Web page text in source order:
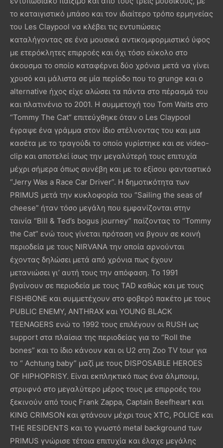
το καταιγιστικό μπάσο και τον ιδιαίτερο τρόπο ερμηνείας
του Les Claypool να κλέβει τις εντυπώσεις
καταλήγοντας σε ένα μουσικά αντικομφορμιστικό ύφος
με ετερόκλητες επιρροές και όχι τόσο εύκολο στο
άκουσμα το οποίο καταφέρνει δύο χρόνια μετά να γίνει
χρυσό και μάλιστα σε μία περίοδο που το grunge και ο
alternative ήχος είχε αλώσει τα πάντα στο πέρασμά του
και πλατινένιο το 2001. H συμμετοχή του Tom Waits στο
“Tommy The Cat” επιτεύχθηκε όταν ο Les Claypool
έγραψε ένα γράμμα στον ίδιο στέλνοντας του και μια
κασέτα με το τραγούδι το οποίο γυρίστηκε και σε video-
clip και αποτελεί ίσως την μεγαλύτερή τους επιτυχία
μέχρι σήμερα όπως συνέβη και με το εξίσου φανταστικό
“Jerry Was a Race Car Driver”. H δημοτικότητα των
PRIMUS μετά την κυκλοφορία του “Sailing the seas of
cheese” ήταν τόσο μεγάλη που εμφανίζονται στην
ταινία “Bill & Ted’s bogus journey” παίζοντας το “Tommy
the Cat” ενώ τους γίνεται πρόταση να βγουν σε κοινή
περιοδεία με τους NIRVANA την οποία αρνούνται
έχοντας δηλώσει μετά από χρόνια πως έχουν
μετανιώσει γι’ αυτή τους την απόφαση. Το 1991
βγαίνουν σε περιοδεία με τους TAD καθώς και με τους
FISHBONE και συμμετέχουν στο φοβερό πακέτο με τους
PUBLIC ENEMY, ANTHRAX και YOUNG BLACK
TEENAGERS ενώ το 1992 τους επιλέγουν οι RUSH ως
support στα πλαίσια της περιοδείας για το “Roll the
bones” και το ίδιο κάνουν και οι U2 στη Ζοο TV tour για
το “ Achtung baby” μαζί με τους DISPOSABLE HEROES
OF HIPHOPRISY. Είναι εκπληκτικό πως ένα άλμπουμ,
στρυφνό στο μεγαλύτερο μέρος τους με επιρροές του
ξεκινούν από τους Frank Ζappa, Captain Beefheart και
KING CRIMSON και φτάνουν μέχρι τους XTC, POLICE και
THE RESIDENTS και το γνωστό metal background των
PRIMUS γνώρισε τέτοια επιτυχία και έλαχε μεγάλης